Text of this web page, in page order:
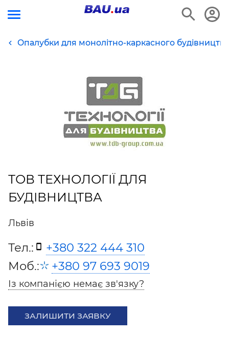
Опалубки для монолітно-каркасного будівництва
ТОВ ТЕХНОЛОГІЇ ДЛЯ
БУДІВНИЦТВА
Львів
Тел.:
+380 322 444 310
Моб.:
+380 97 693 9019
Із компанією немає зв'язку?
ЗАЛИШИТИ ЗАЯВКУ